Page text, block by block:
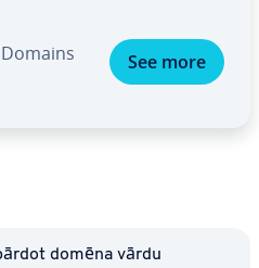
See more
domēna vārdu